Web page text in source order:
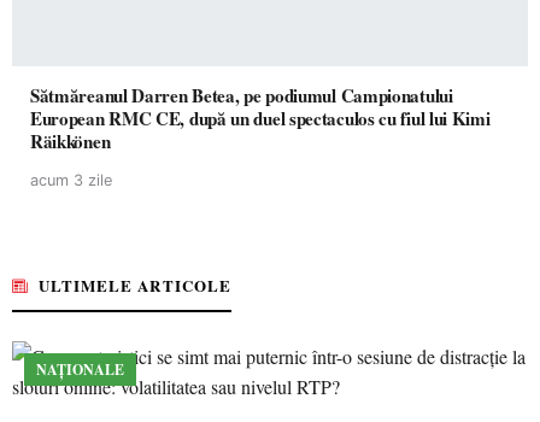
Sătmăreanul Darren Betea, pe podiumul Campionatului
European RMC CE, după un duel spectaculos cu fiul lui Kimi
Räikkönen
acum 3 zile
ULTIMELE ARTICOLE
NAȚIONALE